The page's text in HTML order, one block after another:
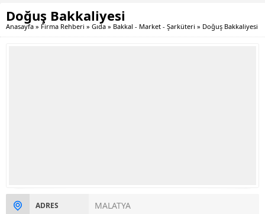
Doğuş Bakkaliyesi
Anasayfa » Firma Rehberi » Gıda » Bakkal - Market - Şarküteri » Doğuş Bakkaliyesi
ADRES MALATYA